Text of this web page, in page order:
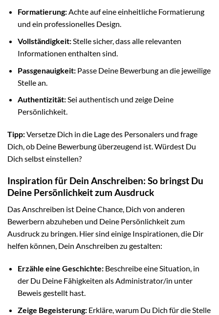
Formatierung:Achte auf eine einheitliche Formatierung
und ein professionelles Design.
Vollständigkeit:Stelle sicher, dass alle relevanten
Informationen enthalten sind.
Passgenauigkeit:Passe Deine Bewerbung an die jeweilige
Stelle an.
Authentizität:Sei authentisch und zeige Deine
Persönlichkeit.
Tipp:Versetze Dich in die Lage des Personalers und frage
Dich, ob Deine Bewerbung überzeugend ist. Würdest Du
Dich selbst einstellen?
Inspiration für Dein Anschreiben: So bringst Du
Deine Persönlichkeit zum Ausdruck
Das Anschreiben ist Deine Chance, Dich von anderen
Bewerbern abzuheben und Deine Persönlichkeit zum
Ausdruck zu bringen. Hier sind einige Inspirationen, die Dir
helfen können, Dein Anschreiben zu gestalten:
Erzähle eine Geschichte:Beschreibe eine Situation, in
der Du Deine Fähigkeiten als Administrator/in unter
Beweis gestellt hast.
Zeige Begeisterung:Erkläre, warum Du Dich für die Stelle